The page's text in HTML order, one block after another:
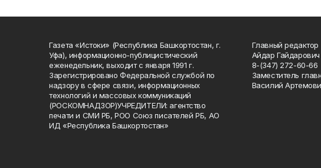
Газета «Истоки» (Республика Башкортостан, г.
Уфа), информационно-публицистический
еженедельник, выходит с января 1991 г.
Зарегистрировано Федеральной службой по
надзору в сфере связи, информационных
технологий и массовых коммуникаций
(РОСКОМНАДЗОР)УЧРЕДИТЕЛИ: агентство
печати и СМИ РБ, РОО Союз писателей РБ, АО
ИД «Республика Башкортостан»
Главный редактор
Айдар
8-(347) 272-60-66
Заместитель
Василий